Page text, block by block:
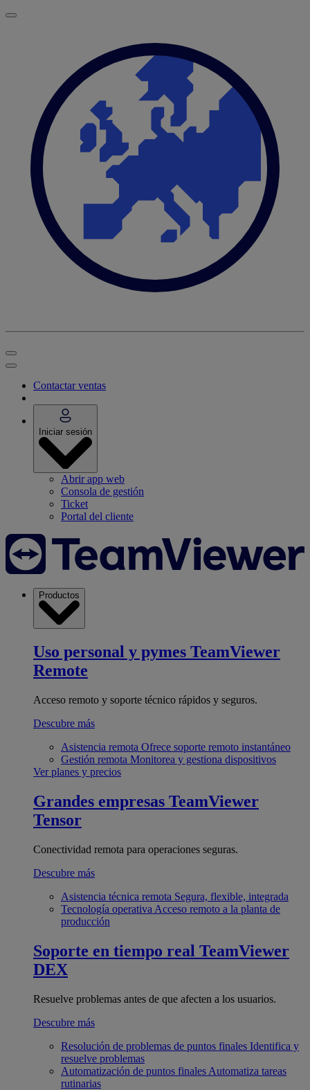
Contactar ventas
Iniciar sesión
Abrir app web
Consola de gestión
Ticket
Portal del cliente
Productos
Uso personal y pymes TeamViewer
Remote
Acceso remoto y soporte técnico rápidos y seguros.
Descubre más
Asistencia remota Ofrece soporte remoto instantáneo
Gestión remota Monitorea y gestiona dispositivos
Ver planes y precios
Grandes empresas TeamViewer
Tensor
Conectividad remota para operaciones seguras.
Descubre más
Asistencia técnica remota Segura, flexible, integrada
Tecnología operativa Acceso remoto a la planta de
producción
Soporte en tiempo real TeamViewer
DEX
Resuelve problemas antes de que afecten a los usuarios.
Descubre más
Resolución de problemas de puntos finales Identifica y
resuelve problemas
Automatización de puntos finales Automatiza tareas
rutinarias